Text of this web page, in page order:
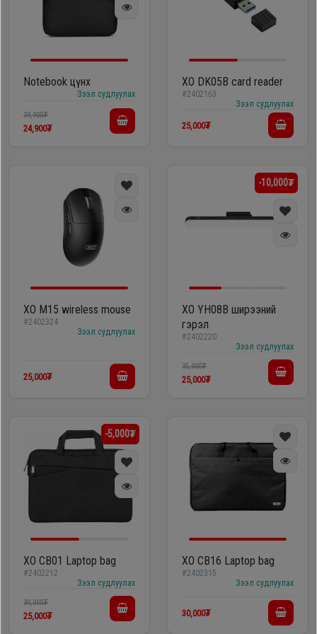
хэрэгсэл
Notebook цүнх
Зээл судлуулах
39,900₮
24,900₮
XO DK05B card reader
#2402163
Зээл судлуулах
25,000₮
XO M15 wireless mouse
#2402324
Зээл судлуулах
25,000₮
-10,000₮
XO YH08B ширээний
гэрэл
#2402220
Зээл судлуулах
35,000₮
25,000₮
-5,000₮
XO CB01 Laptop bag
#2402212
Зээл судлуулах
30,000₮
25,000₮
XO CB16 Laptop bag
#2402315
Зээл судлуулах
30,000₮